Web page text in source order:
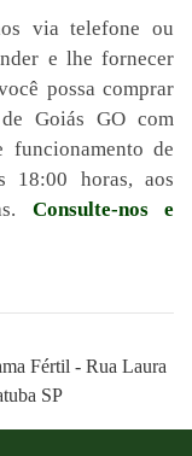
via telefone ou
e lhe fornecer
possa comprar
Goiás GO com
de
18:00 horas, aos
Consulte-nos e
Fértil - Rua Laura
SP